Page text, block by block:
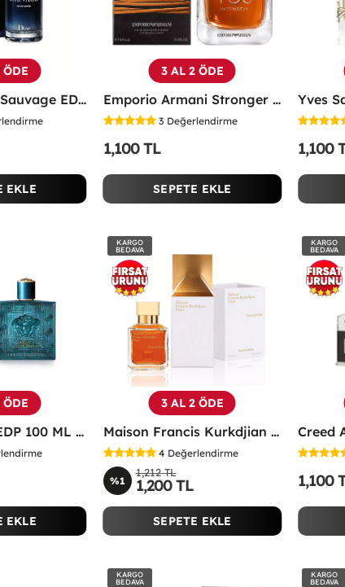
Christian Dior Sauvage EDP 100 ML Erkek Parfüm - CDDS
EKLE
3 AL 2 ÖDE
Emporio Armani Stronger With You Intensely Edp 100 Ml -
3 Değerlendirme
1,100 TL
SEPETE EKLE
1,100
Versace Eros EDP 100 ML Erkek Parfüm - VEEP
EKLE
KARGO
BEDAVA
3 AL 2 ÖDE
Maison Francis Kurkdjian Grand Soir 70 Ml EDP Parfüm - MFKGS
4 Değerlendirme
%1
1,212 TL
1,200 TL
SEPETE EKLE
KARGO
BEDAVA
1,100
KARGO
BEDAVA
KARGO
BEDAVA